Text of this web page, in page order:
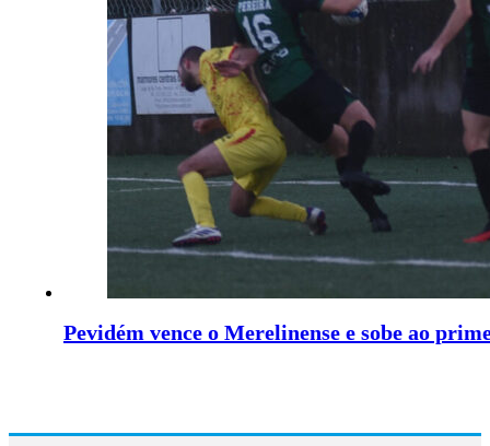
Pevidém vence o Merelinense e sobe ao